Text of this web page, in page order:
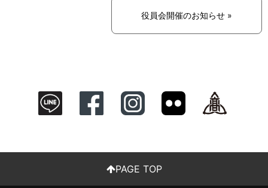
役員会開催のお知らせ »
PAGE TOP